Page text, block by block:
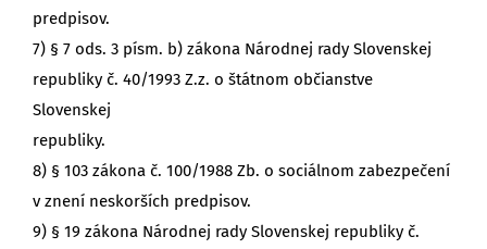
predpisov.
7) § 7 ods. 3 písm. b) zákona Národnej rady Slovenskej
republiky č. 40/1993 Z.z. o štátnom občianstve
Slovenskej
republiky.
8) § 103 zákona č. 100/1988 Zb. o sociálnom zabezpečení
v znení neskorších predpisov.
9) § 19 zákona Národnej rady Slovenskej republiky č.